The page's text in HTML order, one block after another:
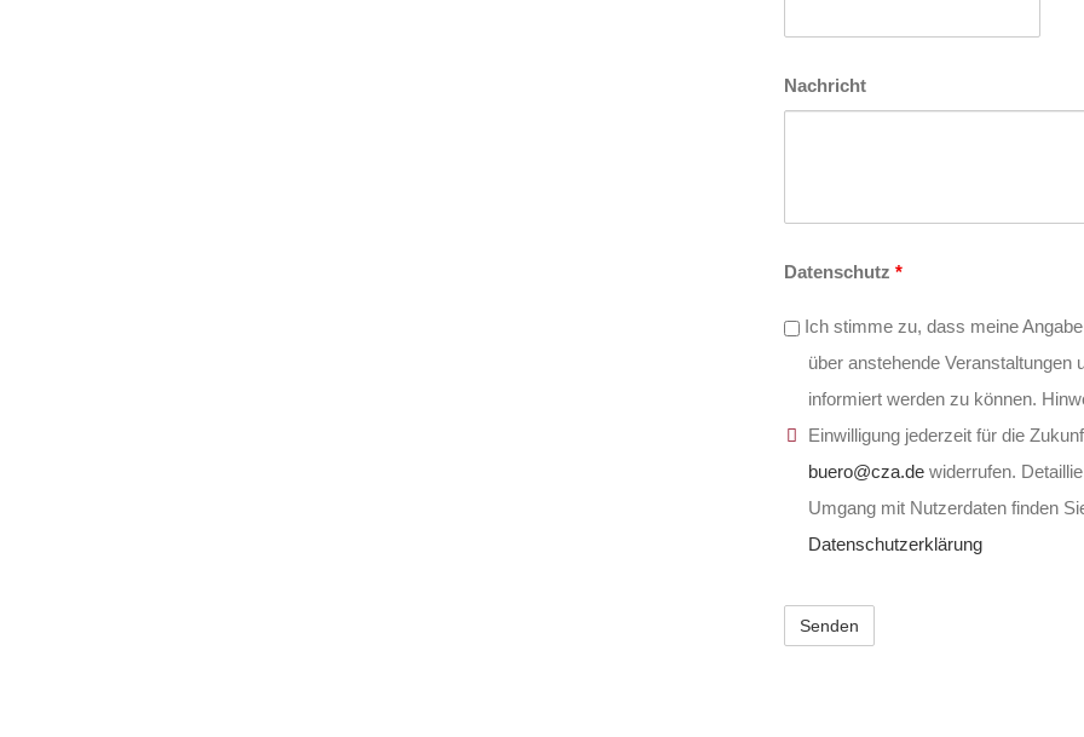
Nachricht
Datenschutz*
Ich stimme zu, dass meine
über anstehende Veranstaltungen
informiert werden zu können.
Einwilligung jederzeit für die
buero@cza.de widerrufen.
Umgang mit Nutzerdaten finden
Datenschutzerklärung